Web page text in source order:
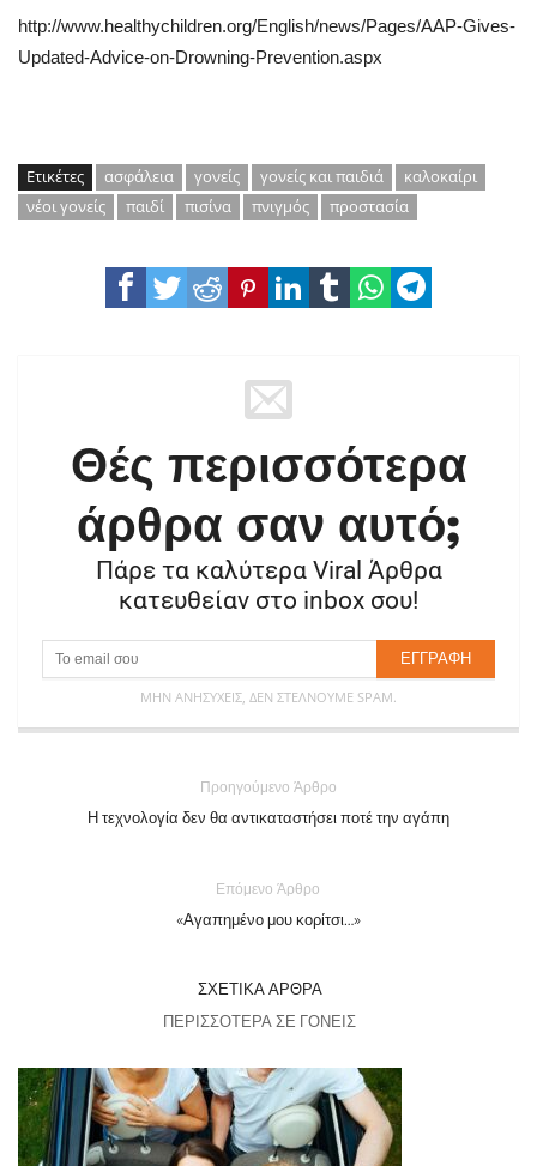
http://www.healthychildren.org/English/news/Pages/AAP-Gives-
Updated-Advice-on-Drowning-Prevention.aspx
Ετικέτες ασφάλεια γονείς γονείς και παιδιά
καλοκαίρι
νέοι γονείς
παιδί πισίνα πνιγμός προστασία
Θές περισσότερα
άρθρα σαν αυτό;
Πάρε τα καλύτερα Viral Άρθρα
κατευθείαν στο inbox σου!
ΜΗΝ ΑΝΗΣΥΧΕΊΣ, ΔΕΝ ΣΤΈΛΝΟΥΜΕ SPAM.
Προηγούμενο Άρθρο
Η τεχνολογία δεν θα αντικαταστήσει ποτέ την αγάπη
Επόμενο Άρθρο
«Αγαπημένο μου κορίτσι…»
ΣΧΕΤΙΚΆ ΆΡΘΡΑ
ΠΕΡΙΣΣΌΤΕΡΑ ΣΕ ΓΟΝΕΊΣ